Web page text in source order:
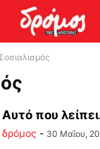
Σοσιαλισμός
Αυτό που
δρόμος - 30 Μαΐου,